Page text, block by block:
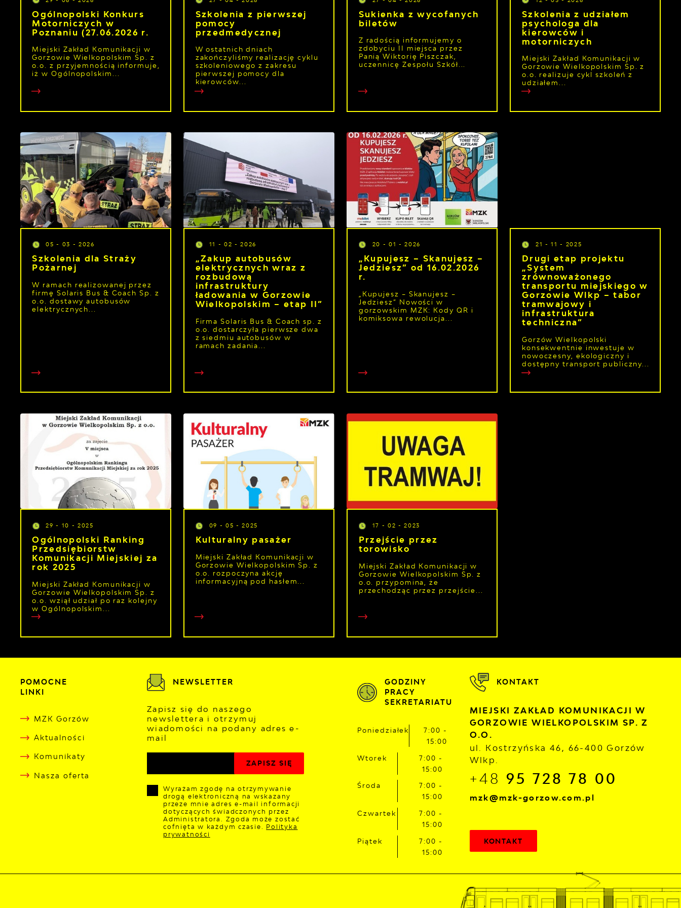
Ogólnopolski Konkurs
Motorniczych w
Poznaniu (27.06.2026 r.
Miejski Zakład Komunikacji w
Gorzowie Wielkopolskim Sp. z
o.o. z przyjemnością informuje,
iż w Ogólnopolskim...
Szkolenia z pierwszej
pomocy
przedmedycznej
W ostatnich dniach
zakończyliśmy realizację cyklu
szkoleniowego z zakresu
pierwszej pomocy dla
kierowców...
Sukienka z wycofanych
biletów
Z radością informujemy o
zdobyciu II miejsca przez
Panią Wiktorię Piszczak,
uczennicę Zespołu Szkół...
Szkolenia z udziałem
psychologa dla
kierowców i
motorniczych
Miejski Zakład Komunikacji w
Gorzowie Wielkopolskim Sp. z
o.o. realizuje cykl szkoleń z
udziałem...
05 - 03 - 2026
Szkolenia dla Straży
Pożarnej
W ramach realizowanej przez
firmę Solaris Bus & Coach Sp. z
o.o. dostawy autobusów
elektrycznych...
11 - 02 - 2026
„Zakup autobusów
elektrycznych wraz z
rozbudową
infrastruktury
ładowania w Gorzowie
Wielkopolskim – etap II”
Firma Solaris Bus & Coach sp. z
o.o. dostarczyła pierwsze dwa
z siedmiu autobusów w
ramach zadania...
20 - 01 - 2026
„Kupujesz – Skanujesz –
Jedziesz” od 16.02.2026
r.
„Kupujesz – Skanujesz –
Jedziesz” Nowości w
gorzowskim MZK: Kody QR i
komiksowa rewolucja...
21 - 11 - 2025
Drugi etap projektu
„System
zrównoważonego
transportu miejskiego w
Gorzowie Wlkp – tabor
tramwajowy i
infrastruktura
techniczna”
Gorzów Wielkopolski
konsekwentnie inwestuje w
nowoczesny, ekologiczny i
dostępny transport publiczny...
29 - 10 - 2025
Ogólnopolski Ranking
Przedsiębiorstw
Komunikacji Miejskiej za
rok 2025
Miejski Zakład Komunikacji w
Gorzowie Wielkopolskim Sp. z
o.o. wziął udział po raz kolejny
w Ogólnopolskim...
09 - 05 - 2025
Kulturalny pasażer
Miejski Zakład Komunikacji w
Gorzowie Wielkopolskim Sp. z
o.o. rozpoczyna akcję
informacyjną pod hasłem...
17 - 02 - 2023
Przejście przez
torowisko
Miejski Zakład Komunikacji w
Gorzowie Wielkopolskim Sp. z
o.o. przypomina, że
przechodząc przez przejście...
POMOCNE
LINKI
MZK Gorzów
Aktualności
Komunikaty
Nasza oferta
NEWSLETTER
Zapisz się do naszego
newslettera i otrzymuj
wiadomości na podany adres e-
mail
Wyrażam zgodę na otrzymywanie
drogą elektroniczną na wskazany
przeze mnie adres e-mail informacji
dotyczących świadczonych przez
Administratora. Zgoda może zostać
cofnięta w każdym czasie. Polityka
prywatności
GODZINY
PRACY
SEKRETARIATU
Poniedziałek
7:00 -
15:00
Wtorek
7:00 -
15:00
Środa
7:00 -
15:00
Czwartek
7:00 -
15:00
Piątek
7:00 -
15:00
KONTAKT
MIEJSKI ZAKŁAD KOMUNIKACJI W
GORZOWIE WIELKOPOLSKIM SP. Z
O.O.
ul. Kostrzyńska 46, 66-400 Gorzów
Wlkp.
+48 95 728 78 00
mzk@mzk-gorzow.com.pl
KONTAKT